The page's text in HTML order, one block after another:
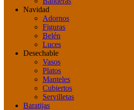
Navidad
Adornos
Figuras
Belén
Luces
Desechable
Vasos
Platos
Manteles
Cubiertos
Servilletas
Baratijas